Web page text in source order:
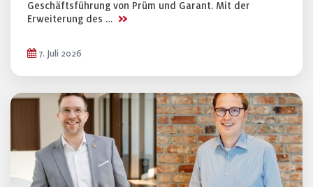
Geschäftsführung von Prüm und Garant. Mit der
Erweiterung des … >>
7. Juli 2026